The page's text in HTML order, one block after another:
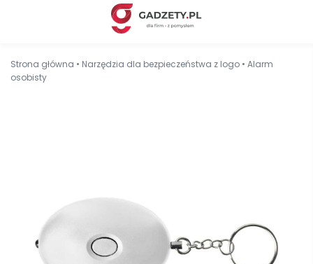
Strona główna • Narzędzia dla bezpieczeństwa z logo • Alarm
osobisty